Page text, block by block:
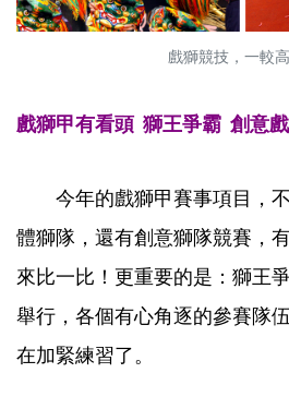
戲獅競技，一較高
戲獅甲有看頭 獅王爭霸 創意
今年的戲獅甲賽事項目，不
體獅隊，還有創意獅隊競賽，
來比一比！更重要的是：獅王
舉行，各個有心角逐的參賽隊
在加緊練習了。